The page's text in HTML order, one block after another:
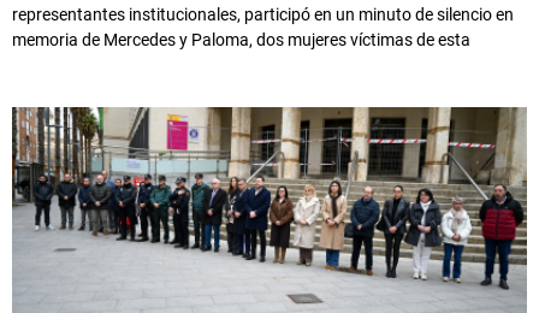
representantes institucionales, participó en un minuto de silencio en
memoria de Mercedes y Paloma, dos mujeres víctimas de esta